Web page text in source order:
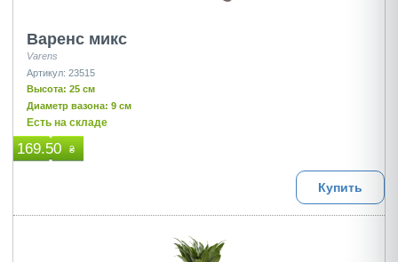
Варенс микс
Varens
Артикул: 23515
Высота: 25 см
Диаметр вазона: 9 см
Есть на складе
169.50 ₴
Купить